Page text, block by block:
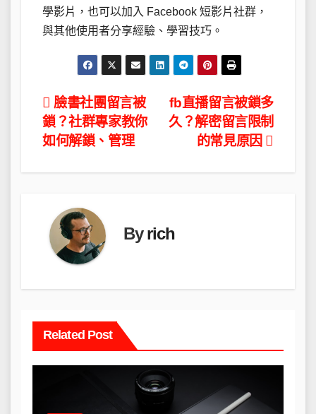
學影片，也可以加入 Facebook 短影片社群，
與其他使用者分享經驗、學習技巧。
文
章
導
fb直播留言被鎖多
久？解密留言限制
的常見原因
臉書社團留言被
鎖？社群專家教你
如何解鎖、管理
Byrich
Related Post